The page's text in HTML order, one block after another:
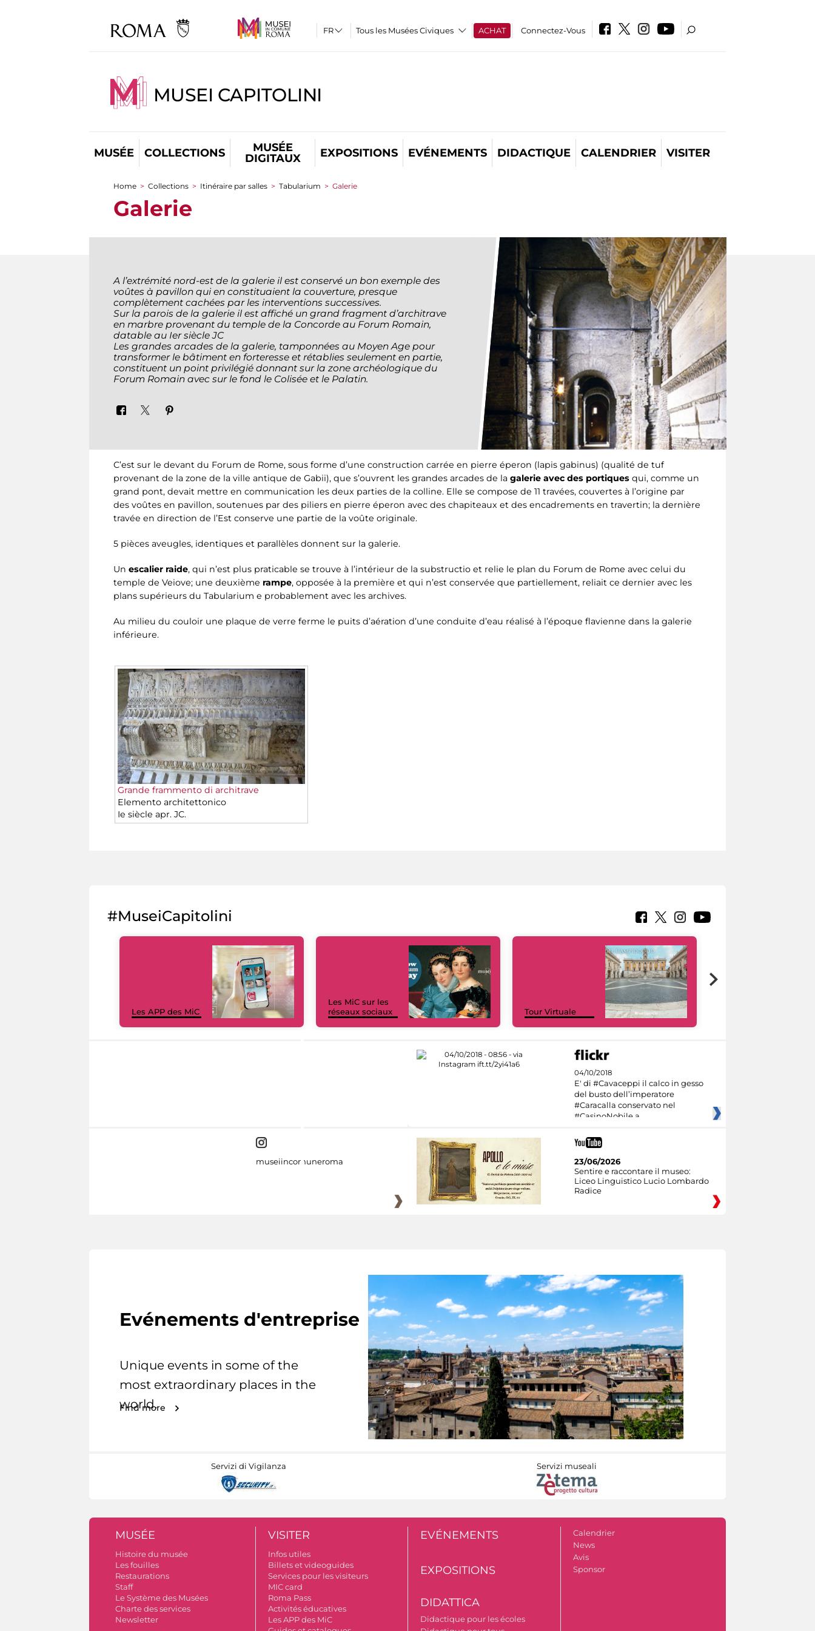
Tous les Musées Civiques ACHAT Connectez-Vous
MUSEI CAPITOLINI
MUSÉE COLLECTIONS
MUSÉE
DIGITAUX
EXPOSITIONS EVÉNEMENTS DIDACTIQUE CALENDRIER VISITER
You are here
Home > Collections > Itinéraire par salles > Tabularium > Galerie
Galerie
A l’extrémité nord-est de la galerie il est conservé un bon exemple des
voûtes à pavillon qui en constituaient la couverture, presque
complètement cachées par les interventions successives.
Sur la parois de la galerie il est affiché un grand fragment d’architrave
en marbre provenant du temple de la Concorde au Forum Romain,
datable au Ier siècle JC
Les grandes arcades de la galerie, tamponnées au Moyen Age pour
transformer le bâtiment en forteresse et rétablies seulement en partie,
constituent un point privilégié donnant sur la zone archéologique du
Forum Romain avec sur le fond le Colisée et le Palatin.
C’est sur le devant du Forum de Rome, sous forme d’une construction carrée en pierre éperon (lapis gabinus) (qualité de tuf
provenant de la zone de la ville antique de Gabii), que s’ouvrent les grandes arcades de la galerie avec des portiques qui, comme un
grand pont, devait mettre en communication les deux parties de la colline. Elle se compose de 11 travées, couvertes à l’origine par
des voûtes en pavillon, soutenues par des piliers en pierre éperon avec des chapiteaux et des encadrements en travertin; la dernière
travée en direction de l’Est conserve une partie de la voûte originale.
5 pièces aveugles, identiques et parallèles donnent sur la galerie.
Un escalier raide, qui n’est plus praticable se trouve à l’intérieur de la substructio et relie le plan du Forum de Rome avec celui du
temple de Veiove; une deuxième rampe, opposée à la première et qui n’est conservée que partiellement, reliait ce dernier avec les
plans supérieurs du Tabularium e probablement avec les archives.
Au milieu du couloir une plaque de verre ferme le puits d’aération d’une conduite d’eau réalisé à l’époque flavienne dans la galerie
inférieure.
Grande frammento di architrave
Elemento architettonico
Ie siècle apr. JC.
#MuseiCapitolini
Les APP des MiC
Les MiC sur les
réseaux sociaux
Tour Virtuale
04/10/2018
E' di #Cavaceppi il calco in gesso
del busto dell’imperatore
#Caracalla conservato nel
#CasinoNobile a
museiincomuneroma
23/06/2026
Sentire e raccontare il museo:
Liceo Linguistico Lucio Lombardo
Radice
Evénements d'entreprise
Unique events in some of the
most extraordinary places in the
world.
Find more
Servizi di Vigilanza Servizi museali
MUSÉE
Histoire du musée
Les fouilles
Restaurations
Staff
Le Système des Musées
Charte des services
Newsletter
VISITER
Infos utiles
Billets et videoguides
Services pour les visiteurs
MIC card
Roma Pass
Activités éducatives
Les APP des MiC
EVÉNEMENTS
EXPOSITIONS
DIDATTICA
Didactique pour les écoles
Calendrier
News
Avis
Sponsor